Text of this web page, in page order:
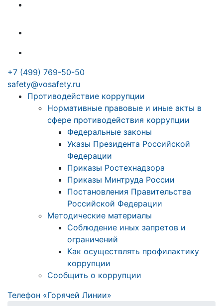
+7 (499) 769-50-50
safety@vosafety.ru
Противодействие коррупции
Нормативные правовые и иные акты в
сфере противодействия коррупции
Федеральные законы
Указы Президента Российской
Федерации
Приказы Ростехнадзора
Приказы Минтруда России
Постановления Правительства
Российской Федерации
Методические материалы
Соблюдение иных запретов и
ограничений
Как осуществлять профилактику
коррупции
Сообщить о коррупции
Телефон «Горячей Линии»